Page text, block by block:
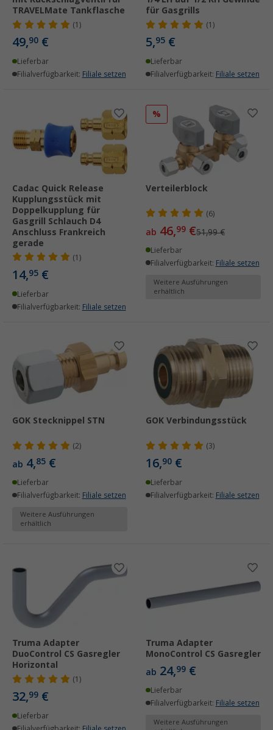
TRAVELMate Tankflasche
(1)
49,90 €
Lieferbar
Filialverfügbarkeit: Filiale setzen
für Gasgrills
(1)
5,95 €
Lieferbar
Filialverfügbarkeit: Filiale setzen
Cadac Quick Release
Kupplungsstück mit
Doppelkupplung für
Gasgrill Schlauch D4
Anschluss Frankreich
gerade
(1)
14,95 €
Lieferbar
Filialverfügbarkeit: Filiale setzen
%
Verteilerblock
(6)
ab 46,99 €51,99 €
Lieferbar
Filialverfügbarkeit: Filiale setzen
Weitere Ausführungen
erhältlich
GOK Stecknippel STN
(2)
ab 4,85 €
Lieferbar
Filialverfügbarkeit: Filiale setzen
Weitere Ausführungen
erhältlich
GOK Verbindungsstück
(3)
16,90 €
Lieferbar
Filialverfügbarkeit: Filiale setzen
Truma Adapter
DuoControl CS Gasregler
Horizontal
(1)
32,99 €
Lieferbar
Truma Adapter
MonoControl CS Gasregler
ab 24,99 €
Lieferbar
Filialverfügbarkeit: Filiale setzen
Weitere Ausführungen